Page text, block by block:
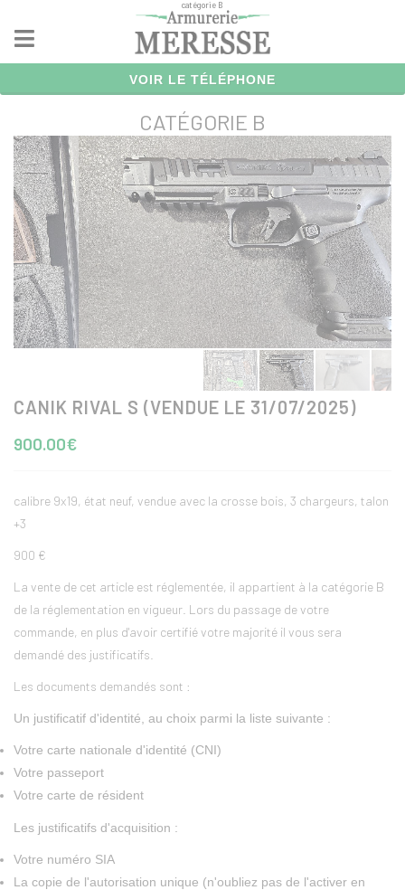
catégorie B
VOIR LE TÉLÉPHONE
CATÉGORIE B
CANIK RIVAL S (VENDUE LE 31/07/2025)
900.00€
calibre 9x19, état neuf, vendue avec la crosse bois, 3 chargeurs, talon
+3
900 €
La vente de cet article est réglementée, il appartient à la catégorie B
de la réglementation en vigueur. Lors du passage de votre
commande, en plus d'avoir certifié votre majorité il vous sera
demandé des justificatifs.
Les documents demandés sont :
Un justificatif d'identité, au choix parmi la liste suivante :
Votre carte nationale d'identité (CNI)
Votre passeport
Votre carte de résident
Les justificatifs d'acquisition :
Votre numéro SIA
La copie de l'autorisation unique (n'oubliez pas de l'activer en
Panneau de gestion des cookies